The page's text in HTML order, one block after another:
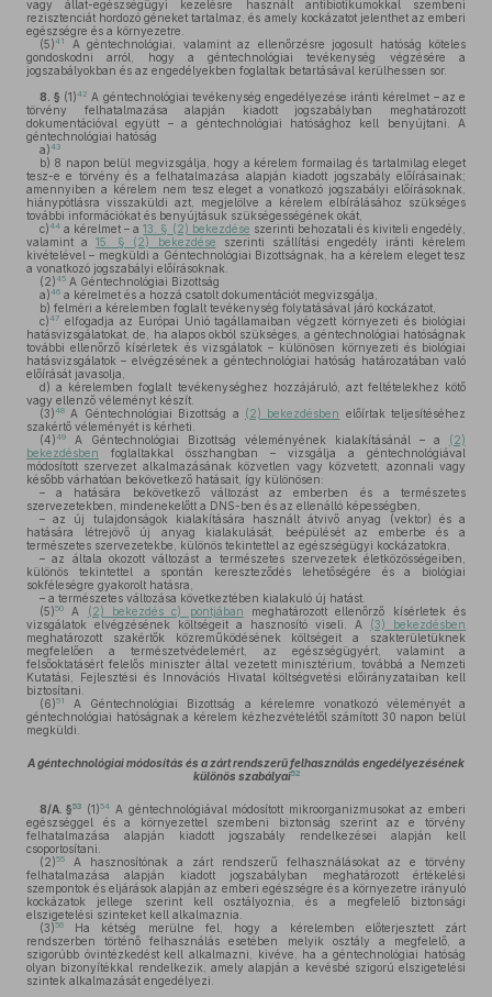
vagy állat-egészségügyi kezelésre használt antibiotikumokkal szembeni
rezisztenciát hordozó géneket tartalmaz, és amely kockázatot jelenthet az emberi
egészségre és a környezetre.
(5)41
A géntechnológiai, valamint az ellenőrzésre jogosult hatóság köteles
gondoskodni arról, hogy a géntechnológiai tevékenység végzésére a
jogszabályokban és az engedélyekben foglaltak betartásával kerülhessen sor.
8. § (1)42 A géntechnológiai tevékenység engedélyezése iránti kérelmet – az e
törvény felhatalmazása alapján kiadott jogszabályban meghatározott
dokumentációval együtt – a géntechnológiai hatósághoz kell benyújtani. A
géntechnológiai hatóság
a)43
b) 8 napon belül megvizsgálja, hogy a kérelem formailag és tartalmilag eleget
tesz-e e törvény és a felhatalmazása alapján kiadott jogszabály előírásainak;
amennyiben a kérelem nem tesz eleget a vonatkozó jogszabályi előírásoknak,
hiánypótlásra visszaküldi azt, megjelölve a kérelem elbírálásához szükséges
további információkat és benyújtásuk szükségességének okát,
c)44 a kérelmet – a13. § (2) bekezdése szerinti behozatali és kiviteli engedély,
valamint a15. § (2) bekezdése szerinti szállítási engedély iránti kérelem
kivételével – megküldi a Géntechnológiai Bizottságnak, ha a kérelem eleget tesz
a vonatkozó jogszabályi előírásoknak.
(2)45 A Géntechnológiai Bizottság
a)46 a kérelmet és a hozzá csatolt dokumentációt megvizsgálja,
b) felméri a kérelemben foglalt tevékenység folytatásával járó kockázatot,
c)47 elfogadja az Európai Unió tagállamaiban végzett környezeti és biológiai
hatásvizsgálatokat, de, ha alapos okból szükséges, a géntechnológiai hatóságnak
további ellenőrző kísérletek és vizsgálatok – különösen környezeti és biológiai
hatásvizsgálatok – elvégzésének a géntechnológiai hatóság határozatában való
előírását javasolja,
d) a kérelemben foglalt tevékenységhez hozzájáruló, azt feltételekhez kötő
vagy ellenző véleményt készít.
(3)48 A Géntechnológiai Bizottság a (2) bekezdésben előírtak teljesítéséhez
szakértő véleményét is kérheti.
(4)49 A Géntechnológiai Bizottság véleményének kialakításánál – a (2)
bekezdésben foglaltakkal összhangban – vizsgálja a géntechnológiával
módosított szervezet alkalmazásának közvetlen vagy közvetett, azonnali vagy
később várhatóan bekövetkező hatásait, így különösen:
– a hatására bekövetkező változást az emberben és a természetes
szervezetekben, mindenekelőtt a DNS-ben és az ellenálló képességben,
– az új tulajdonságok kialakítására használt átvivő anyag (vektor) és a
hatására létrejövő új anyag kialakulását, beépülését az emberbe és a
természetes szervezetekbe, különös tekintettel az egészségügyi kockázatokra,
– az általa okozott változást a természetes szervezetek életközösségeiben,
különös tekintettel a spontán kereszteződés lehetőségére és a biológiai
sokféleségre gyakorolt hatásra,
– a természetes változása következtében kialakuló új hatást.
(5)50 A (2) bekezdés c) pontjában meghatározott ellenőrző kísérletek és
vizsgálatok elvégzésének költségeit a hasznosító viseli. A (3) bekezdésben
meghatározott szakértők közreműködésének költségeit a szakterületüknek
megfelelően a természetvédelemért, az egészségügyért, valamint a
felsőoktatásért felelős miniszter által vezetett minisztérium, továbbá a Nemzeti
Kutatási, Fejlesztési és Innovációs Hivatal költségvetési előirányzataiban kell
biztosítani.
(6)51
A Géntechnológiai Bizottság a kérelemre vonatkozó véleményét a
géntechnológiai hatóságnak a kérelem kézhezvételétől számított 30 napon belül
megküldi.
A géntechnológiai módosítás és a zárt rendszerű felhasználás engedélyezésének
különös szabályai52
8/A. §53 (1)54A géntechnológiával módosított mikroorganizmusokat az emberi
egészséggel és a környezettel szembeni biztonság szerint az e törvény
felhatalmazása alapján kiadott jogszabály rendelkezései alapján kell
csoportosítani.
(2)55
A hasznosítónak a zárt rendszerű felhasználásokat az e törvény
felhatalmazása alapján kiadott jogszabályban meghatározott értékelési
szempontok és eljárások alapján az emberi egészségre és a környezetre irányuló
kockázatok jellege szerint kell osztályoznia, és a megfelelő biztonsági
elszigetelési szinteket kell alkalmaznia.
(3)56
Ha kétség merülne fel, hogy a kérelemben előterjesztett zárt
rendszerben történő felhasználás esetében melyik osztály a megfelelő, a
szigorúbb óvintézkedést kell alkalmazni, kivéve, ha a géntechnológiai hatóság
olyan bizonyítékkal rendelkezik, amely alapján a kevésbé szigorú elszigetelési
szintek alkalmazását engedélyezi.